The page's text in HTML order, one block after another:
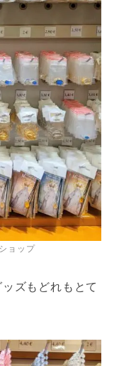
ョップ
ズもどれもとて